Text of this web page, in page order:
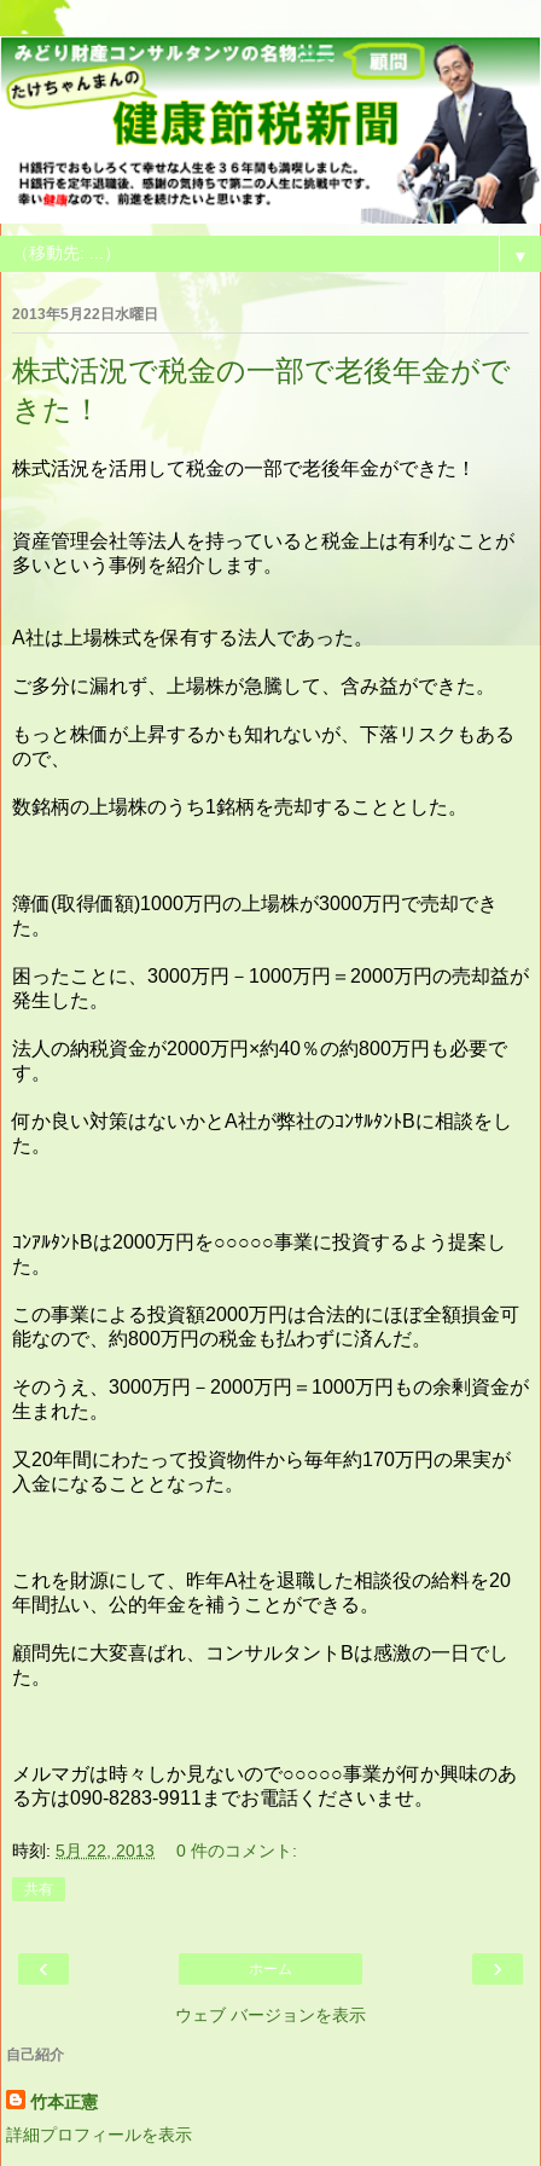
▼
2013年5月22日水曜日
株式活況で税金の一部で老後年金がで
きた！
株式活況を活用して税金の一部で老後年金ができた！
資産管理会社等法人を持っていると税金上は有利なことが
多いという事例を紹介します。
A社は上場株式を保有する法人であった。
ご多分に漏れず、上場株が急騰して、含み益ができた。
もっと株価が上昇するかも知れないが、下落リスクもある
ので、
数銘柄の上場株のうち1銘柄を売却することとした。
簿価(取得価額)1000万円の上場株が3000万円で売却でき
た。
困ったことに、3000万円－1000万円＝2000万円の売却益が
発生した。
法人の納税資金が2000万円×約40％の約800万円も必要で
す。
何か良い対策はないかとA社が弊社のｺﾝｻﾙﾀﾝﾄBに相談をし
た。
ｺﾝｱﾙﾀﾝﾄBは2000万円を○○○○○事業に投資するよう提案し
た。
この事業による投資額2000万円は合法的にほぼ全額損金可
能なので、約800万円の税金も払わずに済んだ。
そのうえ、3000万円－2000万円＝1000万円もの余剰資金が
生まれた。
又20年間にわたって投資物件から毎年約170万円の果実が
入金になることとなった。
これを財源にして、昨年A社を退職した相談役の給料を20
年間払い、公的年金を補うことができる。
顧問先に大変喜ばれ、コンサルタントBは感激の一日でし
た。
メルマガは時々しか見ないので○○○○○事業が何か興味のあ
る方は090-8283-9911までお電話くださいませ。
時刻: 5月 22, 2013 0 件のコメント:
共有
‹ ›
ホーム
ウェブ バージョンを表示
自己紹介
竹本正憲
詳細プロフィールを表示